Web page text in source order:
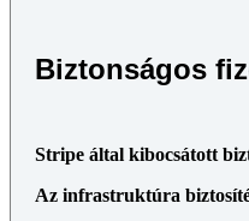
Biztonságos
Stripe által kibocsátott
Az infrastruktúra